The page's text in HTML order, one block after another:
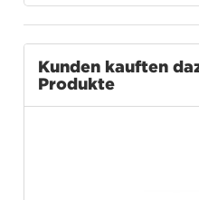
Kunden kauften
Produkte